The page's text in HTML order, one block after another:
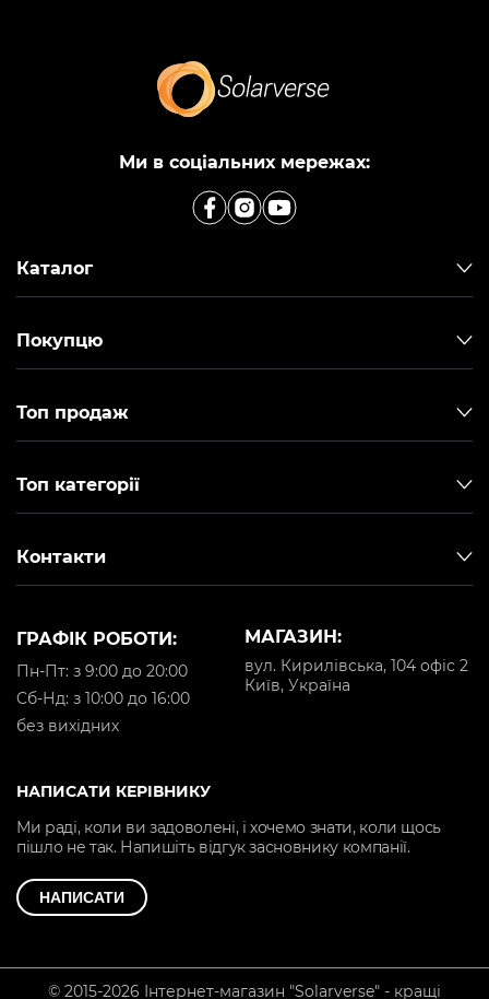
Ми в соціальних мережах:
Каталог
Покупцю
Топ продаж
Топ категорії
Контакти
МАГАЗИН:
вул. Кирилівська, 104 офіс 2
Київ, Україна
ГРАФІК РОБОТИ:
Пн-Пт: з 9:00 до 20:00
Cб-Нд: з 10:00 до 16:00
без вихідних
НАПИСАТИ КЕРІВНИКУ
Ми раді, коли ви задоволені, і хочемо знати, коли щось
пішло не так. Напишіть відгук засновнику компанії.
НАПИСАТИ
© 2015-2026 Інтернет-магазин "Solarverse" - кращі